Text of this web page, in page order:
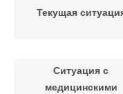
Текущая
Ситуация с
медицинскими